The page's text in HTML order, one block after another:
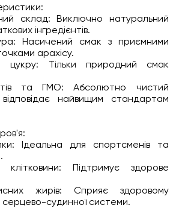
склад: Виключно натуральний
інгредієнтів.
Насичений смак з приємними
арахісу.
цукру: Тільки природний смак
та ГМО: Абсолютно чистий
найвищим стандартам
Ідеальна для спортсменів та
клітковини: Підтримує здорове
жирів: Сприяє здоровому
серцево-судинної системи.